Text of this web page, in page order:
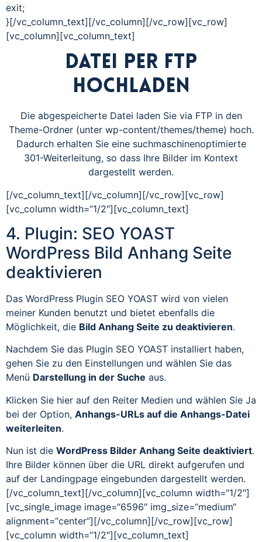
exit;
}[/vc_column_text][/vc_column][/vc_row][vc_row]
[vc_column][vc_column_text]
Datei per FTP
hochladen
Die abgespeicherte Datei laden Sie via FTP in den
Theme-Ordner (unter wp-content/themes/theme) hoch.
Dadurch erhalten Sie eine suchmaschinenoptimierte
301-Weiterleitung, so dass Ihre Bilder im Kontext
dargestellt werden.
[/vc_column_text][/vc_column][/vc_row][vc_row]
[vc_column width=“1/2″][vc_column_text]
4. Plugin: SEO YOAST
WordPress Bild Anhang Seite
deaktivieren
Das WordPress Plugin SEO YOAST wird von vielen
meiner Kunden benutzt und bietet ebenfalls die
Möglichkeit, die Bild Anhang Seite zu deaktivieren.
Nachdem Sie das Plugin SEO YOAST installiert haben,
gehen Sie zu den Einstellungen und wählen Sie das
Menü Darstellung in der Suche aus.
Klicken Sie hier auf den Reiter Medien und wählen Sie Ja
bei der Option, Anhangs-URLs auf die Anhangs-Datei
weiterleiten.
Nun ist die WordPress Bilder Anhang Seite deaktiviert.
Ihre Bilder können über die URL direkt aufgerufen und
auf der Landingpage eingebunden dargestellt werden.
[/vc_column_text][/vc_column][vc_column width=“1/2″]
[vc_single_image image=“6596″ img_size=“medium“
alignment=“center“][/vc_column][/vc_row][vc_row]
[vc_column width=“1/2″][vc_column_text]